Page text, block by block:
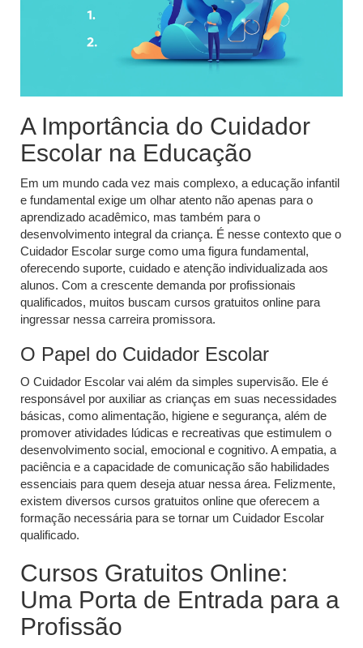
A Importância do Cuidador
Escolar na Educação
Em um mundo cada vez mais complexo, a educação infantil
e fundamental exige um olhar atento não apenas para o
aprendizado acadêmico, mas também para o
desenvolvimento integral da criança. É nesse contexto que o
Cuidador Escolar surge como uma figura fundamental,
oferecendo suporte, cuidado e atenção individualizada aos
alunos. Com a crescente demanda por profissionais
qualificados, muitos buscam cursos gratuitos online para
ingressar nessa carreira promissora.
O Papel do Cuidador Escolar
O Cuidador Escolar vai além da simples supervisão. Ele é
responsável por auxiliar as crianças em suas necessidades
básicas, como alimentação, higiene e segurança, além de
promover atividades lúdicas e recreativas que estimulem o
desenvolvimento social, emocional e cognitivo. A empatia, a
paciência e a capacidade de comunicação são habilidades
essenciais para quem deseja atuar nessa área. Felizmente,
existem diversos cursos gratuitos online que oferecem a
formação necessária para se tornar um Cuidador Escolar
qualificado.
Cursos Gratuitos Online:
Uma Porta de Entrada para a
Profissão